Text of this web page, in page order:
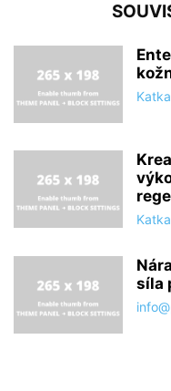
Katka
Katka
síla